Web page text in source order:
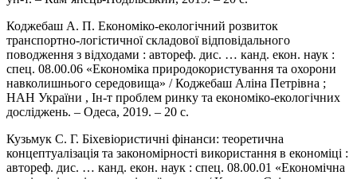
Коджебаш А. П. Економіко-екологічний розвиток
транспортно-логістичної складової відповідального
поводження з відходами : автореф. дис. … канд. екон. наук :
спец. 08.00.06 «Економіка природокористування та охорони
навколишнього середовища» / Коджебаш Аліна Петрівна ;
НАН України , Ін-т проблем ринку та економіко-екологічних
досліджень. – Одеса, 2019. – 20 с.
Кузьмук С. Г. Біхевіористичні фінанси: теоретична
концептуалізація та закономірності використання в економіці :
автореф. дис. … канд. екон. наук : спец. 08.00.01 «Економічна